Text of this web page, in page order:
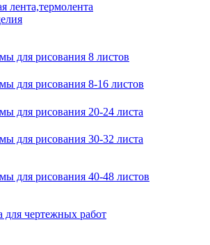
лента,термолента
для рисования 8 листов
для рисования 8-16 листов
для рисования 20-24 листа
для рисования 30-32 листа
для рисования 40-48 листов
для чертежных работ